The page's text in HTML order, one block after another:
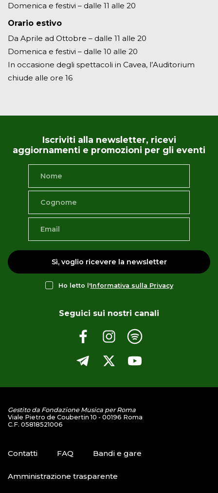
Domenica e festivi – dalle 11 alle 20
Orario estivo
Da Aprile ad Ottobre – dalle 11 alle 20
Domenica e festivi – dalle 10 alle 20
In occasione degli spettacoli in Cavea, l’Auditorium
chiude alle ore 16
Iscriviti alla newsletter, ricevi
aggiornamenti e promozioni per gli eventi
Sì, voglio ricevere la newsletter
Ho letto l'Informativa sulla Privacy
Seguici sui nostri canali
Gestito da Fondazione Musica per Roma
Viale Pietro de Coubertin 10 - 00196 Roma
C.F. 05818521006
Contatti FAQ Bandi e gare
Amministrazione trasparente